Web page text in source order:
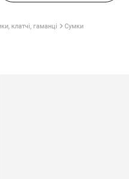
клатчі, гаманці Сумки